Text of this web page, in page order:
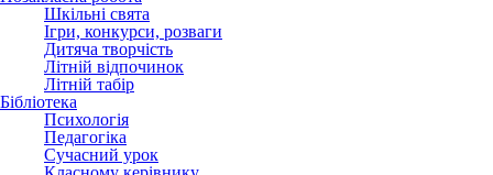
Шкільні свята
Ігри, конкурси, розваги
Дитяча творчість
Літній відпочинок
Літній табір
Бібліотека
Психологія
Педагогіка
Сучасний урок